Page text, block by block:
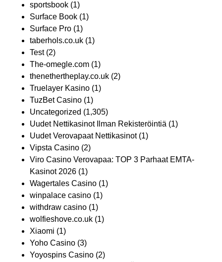
sportsbook (1)
Surface Book (1)
Surface Pro (1)
taberhols.co.uk (1)
Test(2)
The-omegle.com (1)
thenethertheplay.co.uk (2)
Truelayer Kasino (1)
TuzBet Casino (1)
Uncategorized (1,305)
Uudet Nettikasinot Ilman Rekisteröintiä (1)
Uudet Verovapaat Nettikasinot(1)
Vipsta Casino (2)
Viro Casino Verovapaa: TOP 3 Parhaat EMTA-
Kasinot 2026 (1)
Wagertales Casino (1)
winpalace casino (1)
withdraw casino (1)
wolfieshove.co.uk (1)
Xiaomi (1)
Yoho Casino (3)
Yoyospins Casino (2)